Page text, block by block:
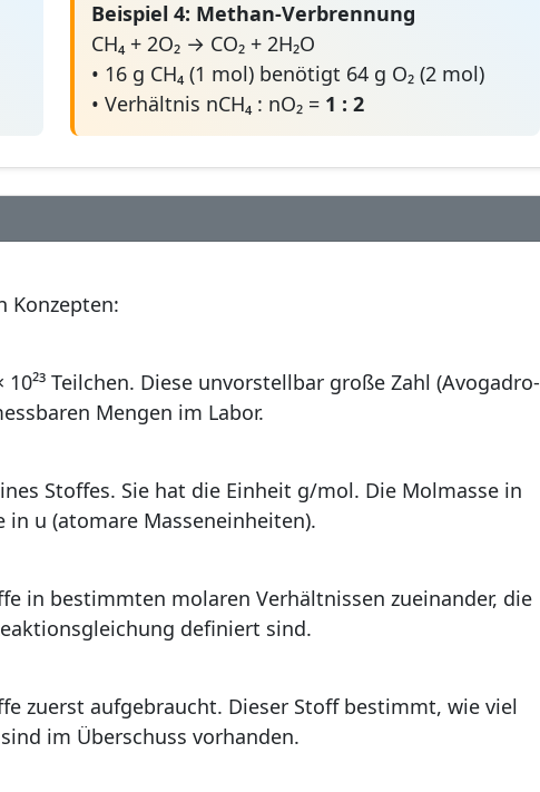
Beispiel 4: Methan-Verbrennung
CH₄ + 2O₂ → CO₂ + 2H₂O
• 16 g CH₄ (1 mol) benötigt 64 g O₂ (2 mol)
• Verhältnis nCH₄ : nO₂ = 1 : 2
Konzepten:
Teilchen. Diese unvorstellbar große Zahl (Avogadro-
Mengen im Labor.
Stoffes. Sie hat die Einheit g/mol. Die Molmasse in
u (atomare Masseneinheiten).
in bestimmten molaren Verhältnissen zueinander, die
definiert sind.
zuerst aufgebraucht. Dieser Stoff bestimmt, wie viel
im Überschuss vorhanden.